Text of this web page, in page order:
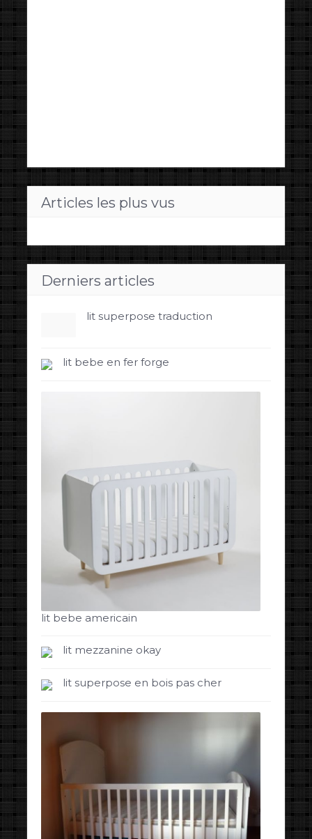
Articles les plus vus
Derniers articles
lit superpose traduction
lit bebe en fer forge
lit bebe americain
lit mezzanine okay
lit superpose en bois pas cher